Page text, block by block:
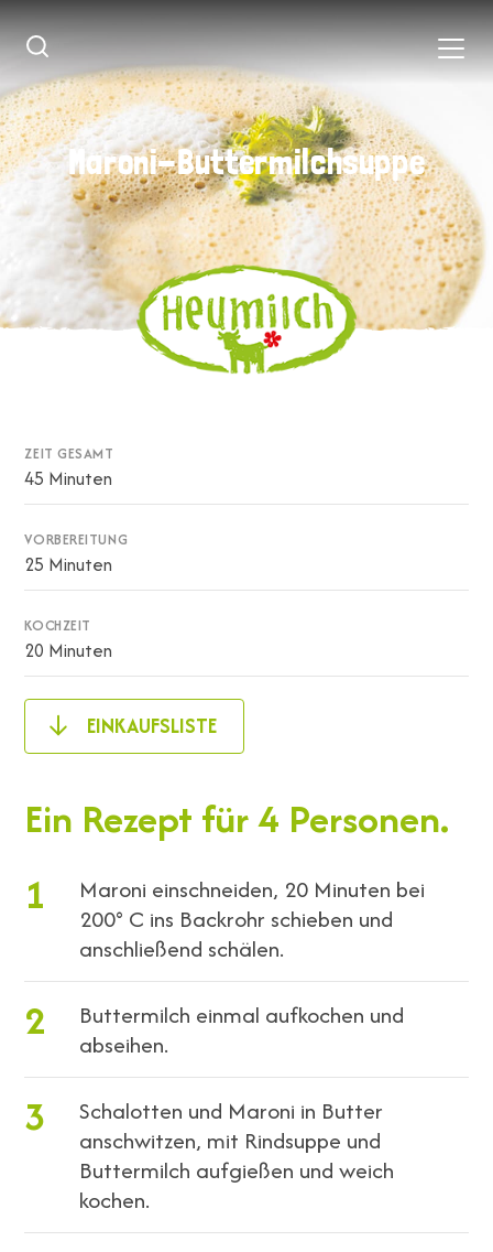
Maroni-Buttermilchsuppe
Maroni-Buttermilchsuppe
ZEIT GESAMT
45 Minuten
VORBEREITUNG
25 Minuten
KOCHZEIT
20 Minuten
EINKAUFSLISTE
Ein Rezept für 4 Personen.
1
Maroni einschneiden, 20 Minuten bei
200° C ins Backrohr schieben und
anschließend schälen.
2
Buttermilch einmal aufkochen und
abseihen.
3
Schalotten und Maroni in Butter
anschwitzen, mit Rindsuppe und
Buttermilch aufgießen und weich
kochen.